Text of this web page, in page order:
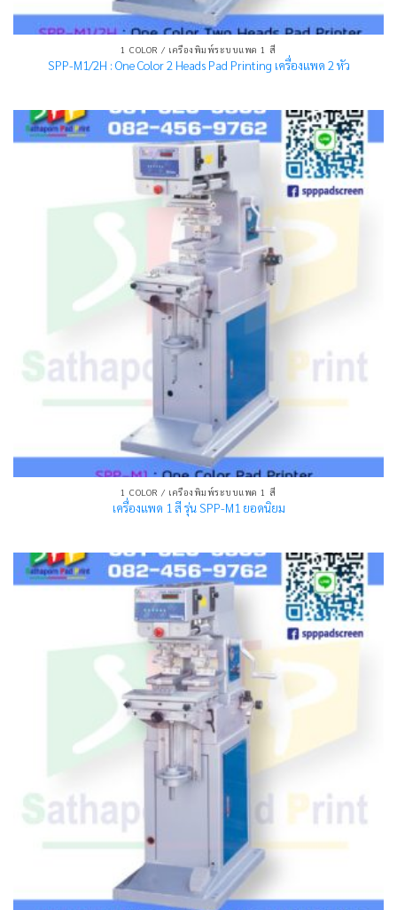
1 COLOR / เครื่องพิมพ์ระบบแพด 1 สี
SPP-M1/2H : One Color 2 Heads Pad Printing เครื่องแพด 2 หัว
1 COLOR / เครื่องพิมพ์ระบบแพด 1 สี
เครื่องแพด 1 สี รุ่น SPP-M1 ยอดนิยม